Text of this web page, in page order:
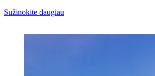
Sužinokite daugiau